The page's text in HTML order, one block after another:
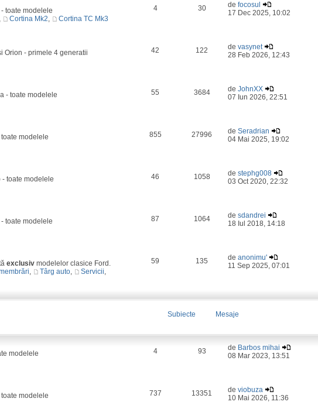
toate modelele
, Cortina Mk2, Cortina TC Mk3
4 30 defocosul
17 Dec 2025, 10:02
Orion - primele 4 generatii
42 122 devasynet
28 Feb 2026, 12:43
- toate modelele
55 3684 deJohnXX
07 Iun 2026, 22:51
modelele
855 27996 deSeradrian
04 Mai 2025, 19:02
- toate modelele
46 1058 destephg008
03 Oct 2020, 22:32
toate modelele
87 1064 desdandrei
18 Iul 2018, 14:18
exclusivmodelelor clasice Ford.
, Târg auto, Servicii,
59 135 deanonimu'
11 Sep 2025, 07:01
Subiecte
Mesaje
modelele
4 93 de Barbos mihai
08 Mar 2023, 13:51
modelele
737 13351 deviobuza
10 Mai 2026, 11:36